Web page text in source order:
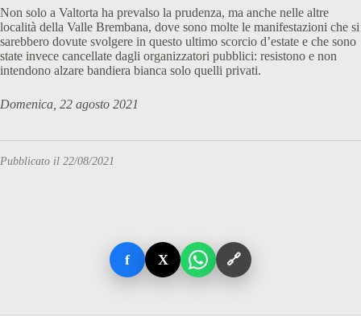
Non solo a Valtorta ha prevalso la prudenza, ma anche nelle altre
località della Valle Brembana, dove sono molte le manifestazioni che si
sarebbero dovute svolgere in questo ultimo scorcio d’estate e che sono
state invece cancellate dagli organizzatori pubblici: resistono e non
intendono alzare bandiera bianca solo quelli privati.
Domenica, 22 agosto 2021
Pubblicato il 22/08/2021
f X 🔗